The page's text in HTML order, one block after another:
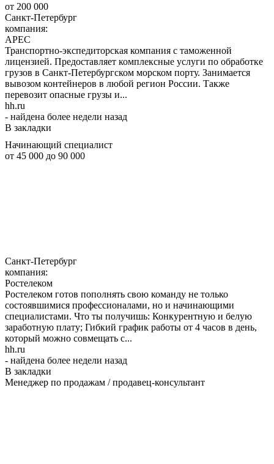
от 200 000
Санкт-Петербург
компания:
АРЕС
Транспортно-экспедиторская компания с таможенной
лицензией. Предоставляет комплексные услуги по обработке
грузов в Санкт-Петербургском морском порту. Занимается
вывозом контейнеров в любой регион России. Также
перевозит опасные грузы и...
hh.ru
- найдена более недели назад
В закладки
Начинающий специалист
от 45 000 до 90 000
Санкт-Петербург
компания:
Ростелеком
Ростелеком готов пополнять свою команду не только
состоявшимися профессионалами, но и начинающими
специалистами. Что ты получишь: Конкурентную и белую
заработную плату; Гибкий график работы от 4 часов в день,
который можно совмещать с...
hh.ru
- найдена более недели назад
В закладки
Менеджер по продажам / продавец-консультант